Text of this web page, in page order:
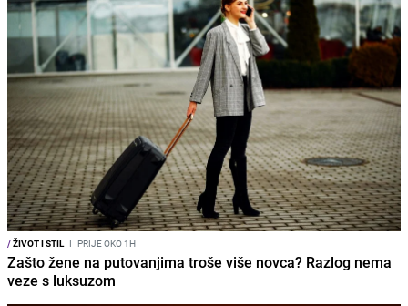
/ŽIVOT I STIL I PRIJE OKO 1H
Zašto žene na putovanjima troše više novca? Razlog nema
veze s luksuzom